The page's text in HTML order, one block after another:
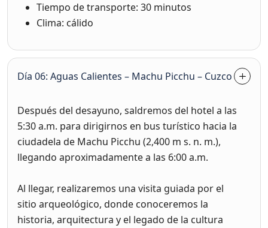
Tiempo de transporte: 30 minutos
Clima: cálido
Día 06: Aguas Calientes – Machu Picchu – Cuzco
Después del desayuno, saldremos del hotel a las
5:30 a.m. para dirigirnos en bus turístico hacia la
ciudadela de Machu Picchu (2,400 m s. n. m.),
llegando aproximadamente a las 6:00 a.m.
Al llegar, realizaremos una visita guiada por el
sitio arqueológico, donde conoceremos la
historia, arquitectura y el legado de la cultura